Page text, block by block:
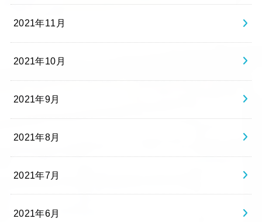
2021年11月
2021年10月
2021年9月
2021年8月
2021年7月
2021年6月